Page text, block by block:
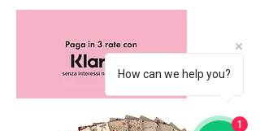
How can we help you?
1